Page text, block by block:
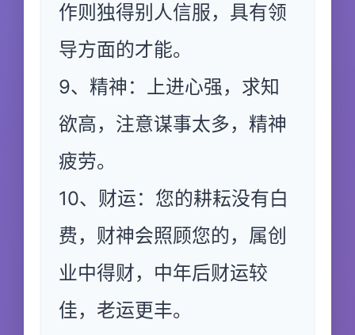
作则独得别人信服，具有领
导方面的才能。
9、精神：上进心强，求知
欲高，注意谋事太多，精神
疲劳。
10、财运：您的耕耘没有白
费，财神会照顾您的，属创
业中得财，中年后财运较
佳，老运更丰。